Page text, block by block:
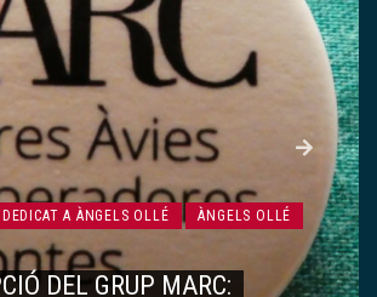
A ÀNGELS OLLÉ
ÀNGELS OLLÉ